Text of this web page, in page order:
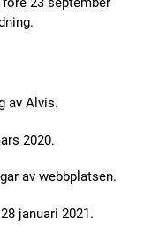
23 september
av Alvis.
2020.
av webbplatsen.
januari 2021.